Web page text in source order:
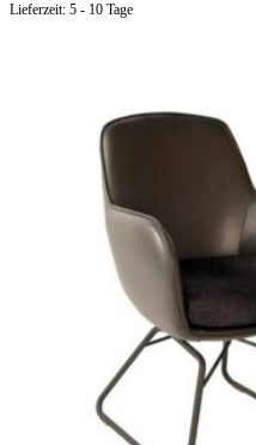
Lieferzeit: 5 - 10 Tage